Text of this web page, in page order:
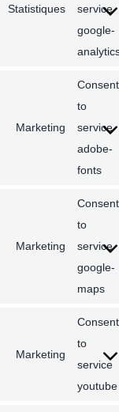
Statistiques
service
google-
Marketing
Consent
to
service
adobe-
fonts
Marketing
Consent
to
service
google-
maps
Marketing
Consent
to
service
youtube